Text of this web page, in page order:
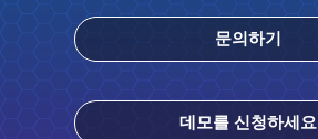
문의하기
데모를 신청하세요